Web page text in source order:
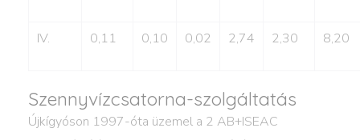
IV. 0,11 0,10 0,02 2,74 2,30 8,20
Szennyvízcsatorna-szolgáltatás
Újkígyóson 1997-óta üzemel a 2 AB+ISEAC